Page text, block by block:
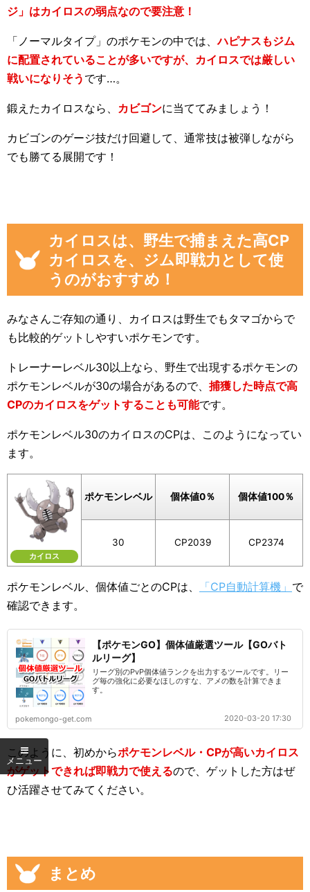
ジ」はカイロスの弱点なので要注意！
「ノーマルタイプ」のポケモンの中では、ハピナスもジム
に配置されていることが多いですが、カイロスでは厳しい
戦いになりそう です…。
鍛えたカイロスなら、 カビゴンに当ててみましょう！
カビゴンのゲージ技だけ回避して、通常技は被弾しながら
でも勝てる展開です！
カイロスは、野生で捕まえた高CP
カイロスを、ジム即戦力として使
うのがおすすめ！
みなさんご存知の通り、カイロスは野生でもタマゴからで
も比較的ゲットしやすいポケモンです。
トレーナーレベル30以上なら、野生で出現するポケモンの
ポケモンレベルが30の場合があるので、 捕獲した時点で高
CPのカイロスをゲットすることも可能です。
ポケモンレベル30のカイロスのCPは、このようになってい
ます。
カイロス
ポケモンレベル 個体値0％ 個体値100％
30 CP2039 CP2374
ポケモンレベル、個体値ごとのCPは、 「CP自動計算機」 で
確認できます。
【ポケモンGO】個体値厳選ツール【GOバト
ルリーグ】
リーグ別のPvP個体値ランクを出力するツールです。リー
グ毎の強化に必要なほしのすな、アメの数を計算できま
す。
pokemongo-get.com 2020-03-20 17:30
このように、初めからポケモンレベル・CPが高いカイロス
がゲットできれば即戦力で使えるので、ゲットした方はぜ
ひ活躍させてみてください。
まとめ